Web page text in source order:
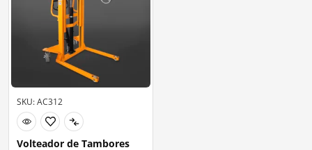
SKU: AC312
Volteador de Tambores